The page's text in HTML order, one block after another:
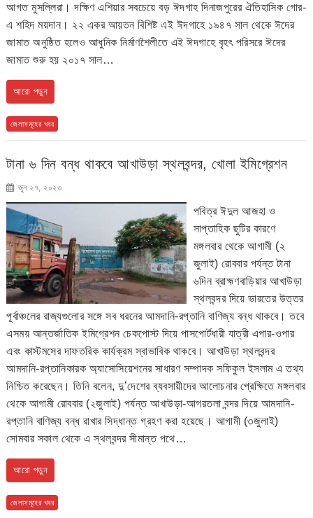
আগত মুসল্লিরা। দক্ষিণ এশিয়ার সবচেয়ে বড় ঈদগাহ দিনাজপুরের ঐতিহাসিক গোর-
এ শহিদ ময়দান। ২২ একর আয়তন বিশিষ্ট এই ঈদগাহে ১৯৪৭ সাল থেকে ঈদের
জামাত অনুষ্ঠিত হলেও আধুনিক নির্মাণশৈলীতে এই ঈদগাহে বৃহৎ পরিসরে ঈদের
জামাত শুরু হয় ২০১৭ সাল…
আরো পড়ুন
জেলাসমূহের খবর
টানা ৬ দিন বন্ধ থাকবে আখাউড়া স্থলবন্দর, খোলা ইমিগ্রেশন
জুন ২৭, ২০২৩
পবিত্র ঈদুল আজহা ও
সাপ্তাহিক ছুটির কারণে
মঙ্গলবার থেকে আগামী (২
জুলাই) রোববার পর্যন্ত টানা
৬দিন ব্রাহ্মণবাড়িয়ার আখাউড়া
স্থলবন্দর দিয়ে ভারতের উত্তর
পূর্বাঞ্চলের রাজ্যগুলোর সঙ্গে সব ধরনের আমদানি-রপ্তানি বাণিজ্য বন্ধ থাকবে। তবে
এসময় আন্তর্জাতিক ইমিগ্রেশন চেকপোস্ট দিয়ে পাসপোর্টধারী যাত্রী এপার-ওপার
এবং কাস্টমসের দাফতরিক কার্যক্রম স্বাভাবিক থাকবে। আখাউড়া স্থলবন্দর
আমদানি-রপ্তানিকারক অ্যাসোসিয়েশনের সাধারণ সম্পাদক সফিকুল ইসলাম এ তথ্য
নিশ্চিত করেছেন। তিনি বলেন, দু’দেশের ব্যবসায়ীদের আলোচনার প্রেক্ষিতে মঙ্গলবার
থেকে আগামী রোববার (২জুলাই) পর্যন্ত আখাউড়া-আগরতলা বন্দর দিয়ে আমদানি-
রপ্তানি বাণিজ্য বন্ধ রাখার সিদ্ধান্ত গ্রহণ করা হয়েছে। আগামী (৩জুলাই)
সোমবার সকাল থেকে এ স্থলবন্দর সীমান্ত পথে…
আরো পড়ুন
জেলাসমূহের খবর